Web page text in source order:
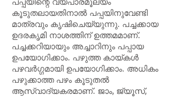
കൂടുതലായതിനാൽ പപ്പയിനുവേണ്ടി
മാത്രവും കൃഷിചെയ്യുന്നു. പച്ചക്കായ
ഉദരകൃമി നാ‍ശത്തിന് ഉത്തമമാണ്.
പച്ചക്കറിയായും അച്ചാറിനും പപ്പായ
ഉപയോഗിക്കാം. പഴുത്ത കായ്കൾ
പഴവർഗ്ഗമായി ഉപയോഗിക്കാം. അധികം
പഴുക്കാത്ത പഴം കൂടുതൽ
ആസ്വാദ്യകരമാണ്. ജാം, ജ്യൂസ്,